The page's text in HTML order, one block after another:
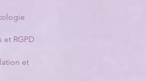
et RGPD
et